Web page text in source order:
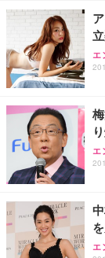
ッ
ス
【
グ
ュ
エ
エ
エ